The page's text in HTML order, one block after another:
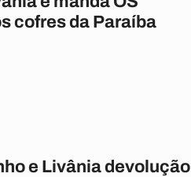
cofres da Paraíba
e Livânia devolução